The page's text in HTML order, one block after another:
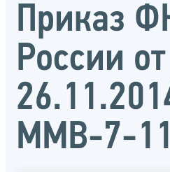
Приказ
России от
ММВ-7-